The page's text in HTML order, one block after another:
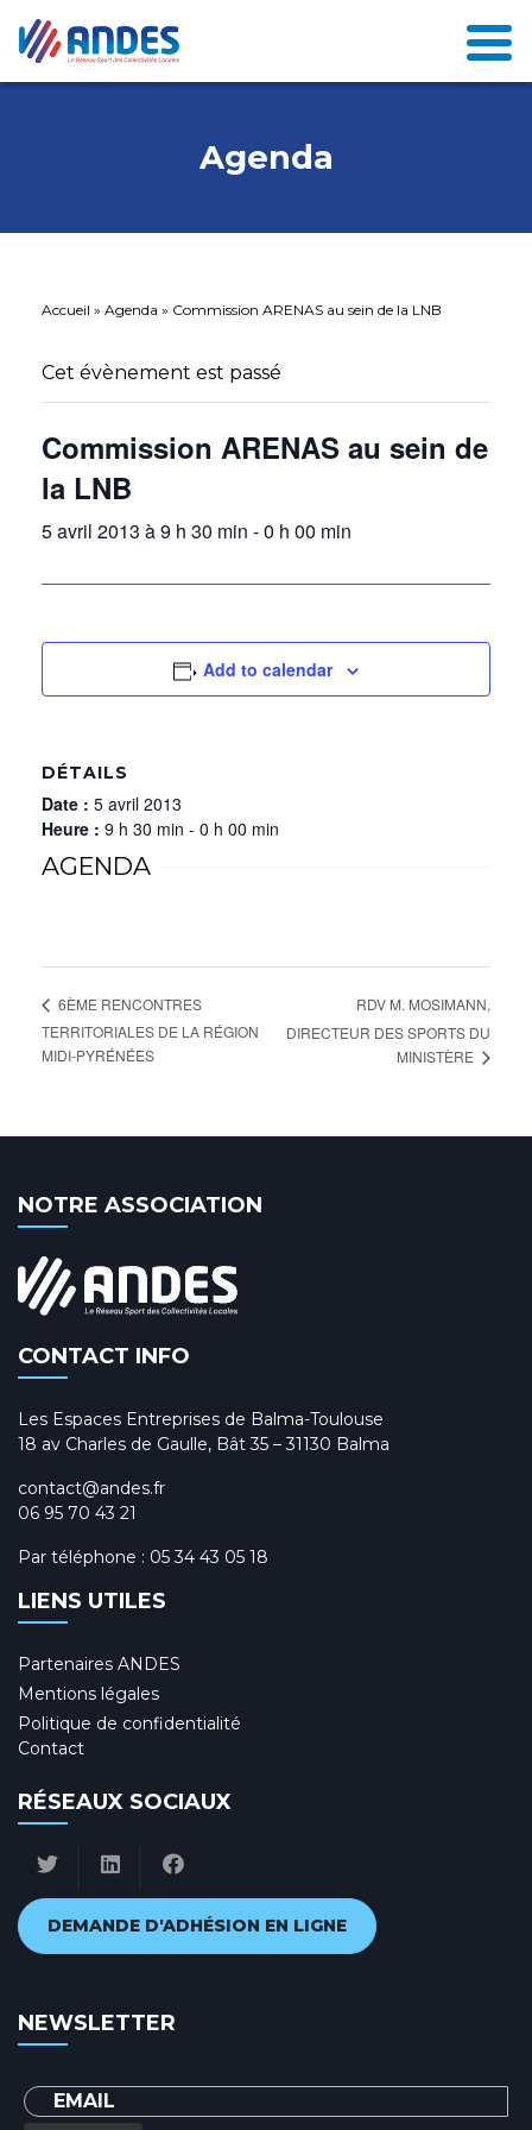
Agenda
Accueil » Agenda » Commission ARENAS au sein de la LNB
Cet évènement est passé
Commission ARENAS au sein de
la LNB
5 avril 2013 à 9 h 30 min -0 h 00 min
Add to calendar
DÉTAILS
Date : 5 avril 2013
Heure : 9 h 30 min - 0 h 00 min
AGENDA
6ÈME RENCONTRES
TERRITORIALES DE LA RÉGION
MIDI-PYRÉNÉES
RDV M. MOSIMANN,
DIRECTEUR DES SPORTS DU
MINISTÈRE
NOTRE ASSOCIATION
CONTACT INFO
Les Espaces Entreprises de Balma-Toulouse
18 av Charles de Gaulle, Bât 35 – 31130 Balma
contact@andes.fr
06 95 70 43 21
Par téléphone : 05 34 43 05 18
LIENS UTILES
Partenaires ANDES
Mentions légales
Politique de confidentialité
Contact
RÉSEAUX SOCIAUX
DEMANDE D'ADHÉSION EN LIGNE
NEWSLETTER